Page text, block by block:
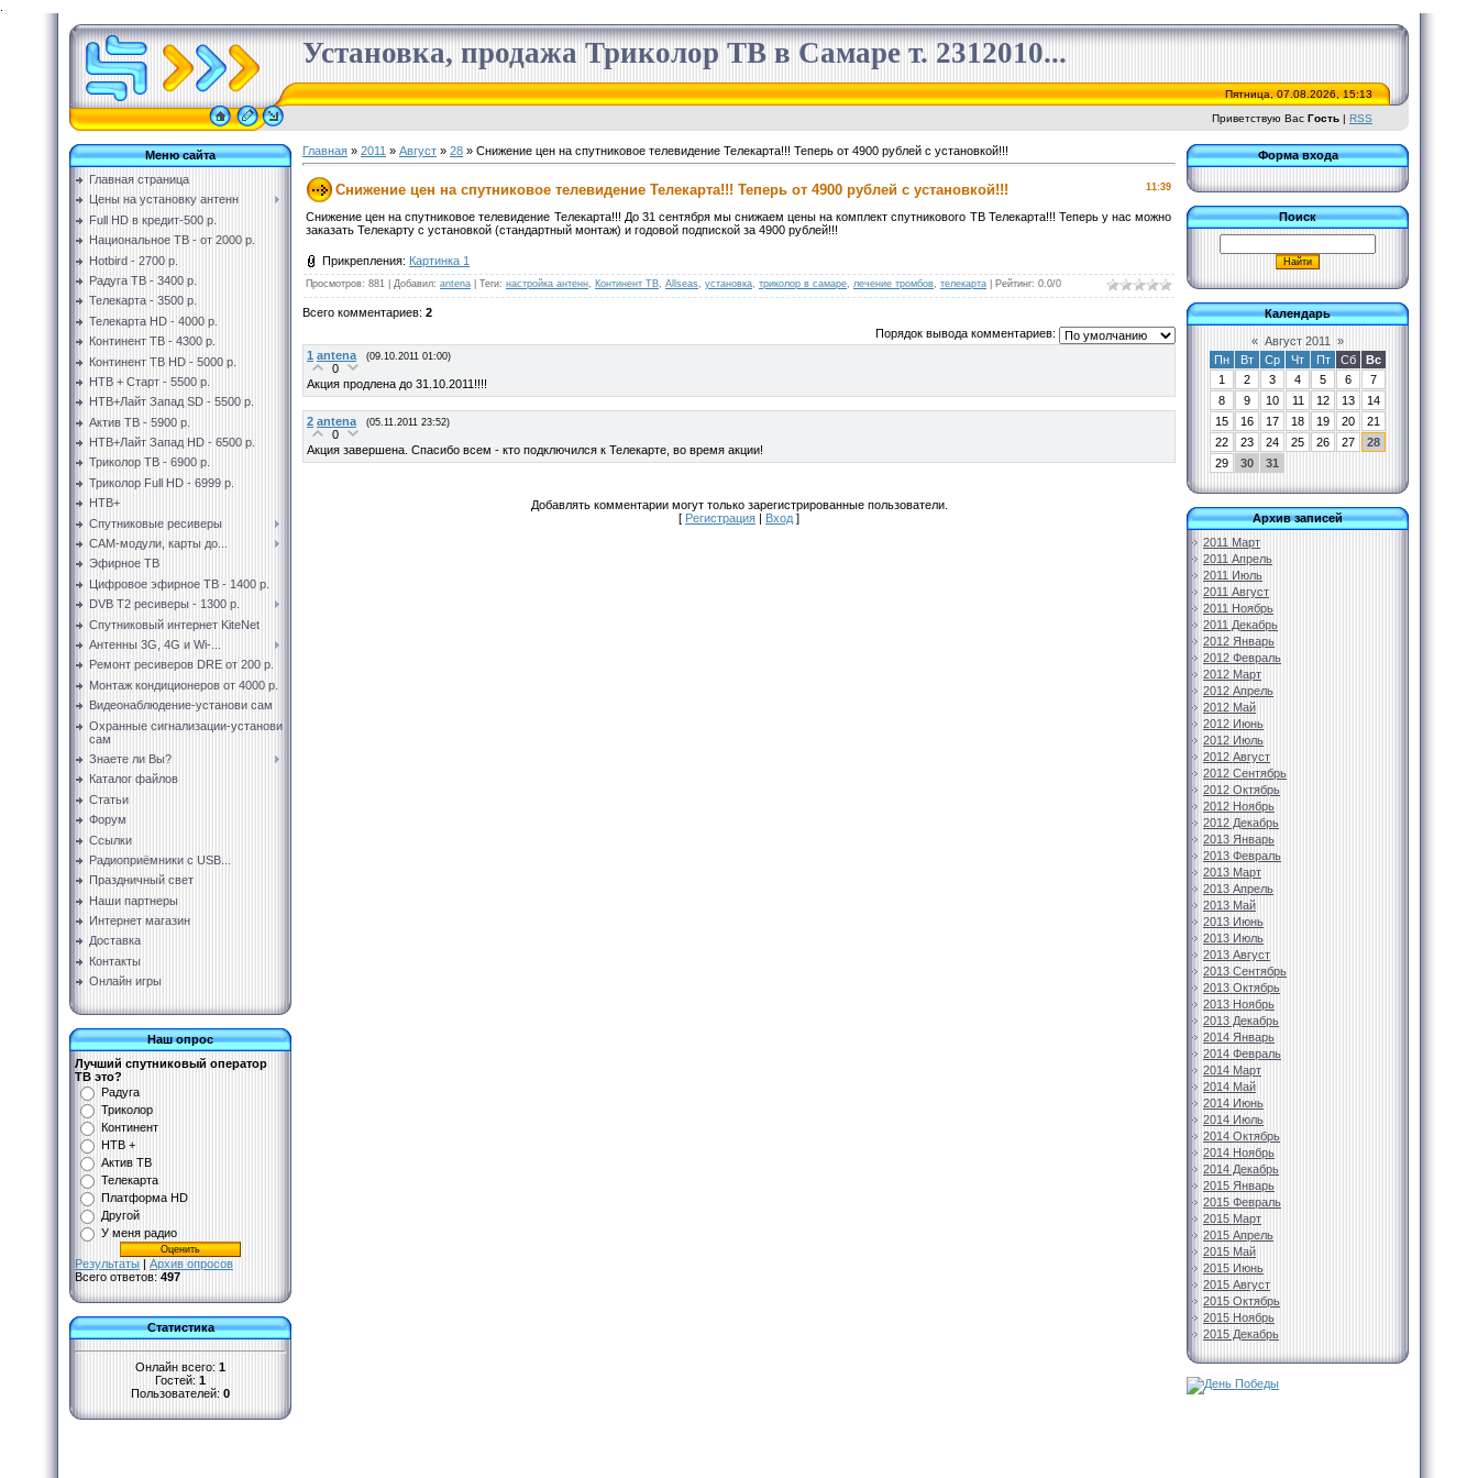
Установка, продажа Триколор ТВ в Самаре т. 2312010...
Пятница, 07.08.2026, 15:13
Приветствую Вас Гость | RSS
Меню сайта
Главная страница
Цены на установку антенн
Full HD в кредит-500 р.
Национальное ТВ - от 2000 р.
Hotbird - 2700 р.
Радуга ТВ - 3400 р.
Телекарта - 3500 р.
Телекарта HD - 4000 р.
Континент ТВ - 4300 р.
Континент ТВ HD - 5000 р.
НТВ + Старт - 5500 р.
НТВ+Лайт Запад SD - 5500 р.
Актив ТВ - 5900 р.
НТВ+Лайт Запад HD - 6500 р.
Триколор ТВ - 6900 р.
Триколор Full HD - 6999 р.
НТВ+
Спутниковые ресиверы
CAM-модули, карты до...
Эфирное ТВ
Цифровое эфирное ТВ - 1400 р.
DVB T2 ресиверы - 1300 р.
Спутниковый интернет KiteNet
Антенны 3G, 4G и Wi-...
Ремонт ресиверов DRE от 200 р.
Монтаж кондиционеров от 4000 р.
Видеонаблюдение-установи сам
Охранные сигнализации-установи
сам
Знаете ли Вы?
Каталог файлов
Статьи
Форум
Ссылки
Радиоприёмники с USB...
Праздничный свет
Наши партнеры
Интернет магазин
Доставка
Контакты
Онлайн игры
Наш опрос
Лучший спутниковый оператор
ТВ это?
Радуга
Триколор
Континент
НТВ +
Актив ТВ
Телекарта
Платформа HD
Другой
У меня радио
Результаты | Архив опросов
Всего ответов: 497
Статистика
Онлайн всего: 1
Гостей: 1
Пользователей: 0
Главная » 2011 » Август » 28 » Снижение цен на спутниковое телевидение Телекарта!!! Теперь от 4900 рублей с установкой!!!
11:39
Снижение цен на спутниковое телевидение Телекарта!!! Теперь от 4900 рублей с установкой!!!
Снижение цен на спутниковое телевидение Телекарта!!! До 31 сентября мы снижаем цены на комплект спутникового ТВ Телекарта!!! Теперь у нас можно
заказать Телекарту с установкой (стандартный монтаж) и годовой подпиской за 4900 рублей!!!
Прикрепления: Картинка 1
Просмотров: 881 Добавил: antena Теги: настройка антенн Континент ТВ Allseas установка триколор в самаре лечение тромбов телекарта Рейтинг: 0.0/0
Всего комментариев: 2
Порядок вывода комментариев:
1 antena (09.10.2011 01:00)
0
Акция продлена до 31.10.2011!!!!
2 antena (05.11.2011 23:52)
0
Акция завершена. Спасибо всем - кто подключился к Телекарте, во время акции!
Добавлять комментарии могут только зарегистрированные пользователи.
[ Регистрация | Вход ]
Форма входа
Поиск
Календарь
« Август 2011
»
Пн
Вт Ср Чт Пт Сб
Вс
1
2 3 4 5 6
7
8
9 10 11 12 13
14
15
16 17 18 19 20
21
22
23 24 25 26 27
28
29
30 31
Архив записей
2011 Март
2011 Апрель
2011 Июль
2011 Август
2011 Ноябрь
2011 Декабрь
2012 Январь
2012 Февраль
2012 Март
2012 Апрель
2012 Май
2012 Июнь
2012 Июль
2012 Август
2012 Сентябрь
2012 Октябрь
2012 Ноябрь
2012 Декабрь
2013 Январь
2013 Февраль
2013 Март
2013 Апрель
2013 Май
2013 Июнь
2013 Июль
2013 Август
2013 Сентябрь
2013 Октябрь
2013 Ноябрь
2013 Декабрь
2014 Январь
2014 Февраль
2014 Март
2014 Май
2014 Июнь
2014 Июль
2014 Октябрь
2014 Ноябрь
2014 Декабрь
2015 Январь
2015 Февраль
2015 Март
2015 Апрель
2015 Май
2015 Июнь
2015 Август
2015 Октябрь
2015 Ноябрь
2015 Декабрь